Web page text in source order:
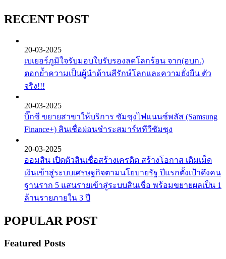
RECENT POST
20-03-2025
เบเยอร์ภูมิใจรับมอบใบรับรองลดโลกร้อน จาก(อบก.)
ตอกย้ำความเป็นผู้นำด้านสีรักษ์โลกและความยั่งยืน ตัว
จริง!!!
20-03-2025
บิ๊กซี ขยายสาขาให้บริการ ซัมซุงไฟแนนซ์พลัส (Samsung
Finance+) สินเชื่อผ่อนชำระสมาร์ททีวีซัมซุง
20-03-2025
ออมสิน เปิดตัวสินเชื่อสร้างเครดิต สร้างโอกาส เติมเม็ด
เงินเข้าสู่ระบบเศรษฐกิจตามนโยบายรัฐ ปีแรกตั้งเป้าดึงคน
ฐานราก 5 แสนรายเข้าสู่ระบบสินเชื่อ พร้อมขยายผลเป็น 1
ล้านรายภายใน 3 ปี
POPULAR POST
Featured Posts